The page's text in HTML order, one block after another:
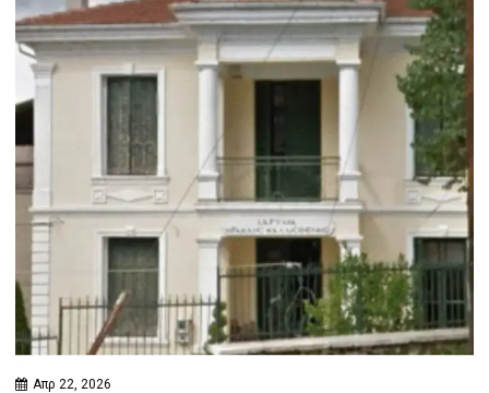
Απρ 22, 2026